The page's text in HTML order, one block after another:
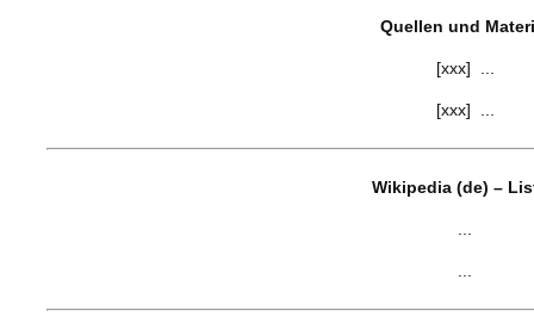
Quellen und
[xxx] ...
[xxx] ...
Wikipedia (de) –